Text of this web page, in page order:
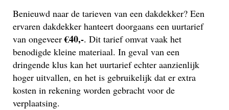
Benieuwd naar de tarieven van een dakdekker? Een
ervaren dakdekker hanteert doorgaans een uurtarief
van ongeveer€40,-. Dit tarief omvat vaak het
benodigde kleine materiaal. In geval van een
dringende klus kan het uurtarief echter aanzienlijk
hoger uitvallen, en het is gebruikelijk dat er extra
kosten in rekening worden gebracht voor de
verplaatsing.